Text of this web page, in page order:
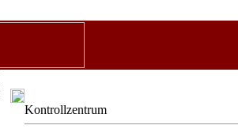
Kontrollzentrum